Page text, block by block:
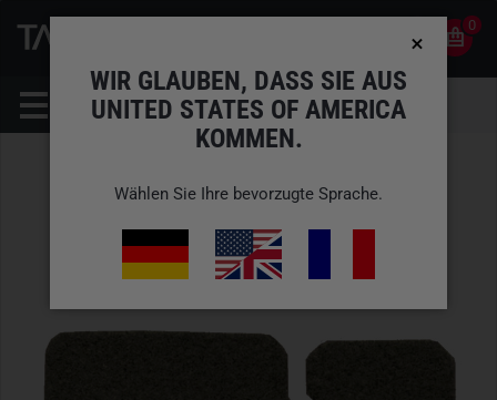
0
WIR GLAUBEN, DASS SIE AUS
UNITED STATES OF AMERICA
KOMMEN.
Wählen Sie Ihre bevorzugte Sprache.